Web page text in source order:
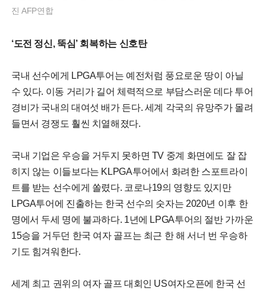
진 AFP연합
‘도전 정신, 뚝심’ 회복하는 신호탄
국내 선수에게 LPGA투어는 예전처럼 풍요로운 땅이 아닐
수 있다. 이동 거리가 길어 체력적으로 부담스러운 데다 투어
경비가 국내의 대여섯 배가 든다. 세계 각국의 유망주가 몰려
들면서 경쟁도 훨씬 치열해졌다.
국내 기업은 우승을 거두지 못하면 TV 중계 화면에도 잘 잡
히지 않는 이들보다는 KLPGA투어에서 화려한 스포트라이
트를 받는 선수에게 쏠렸다. 코로나19의 영향도 있지만
LPGA투어에 진출하는 한국 선수의 숫자는 2020년 이후 한
명에서 두세 명에 불과하다. 1년에 LPGA투어의 절반 가까운
15승을 거두던 한국 여자 골프는 최근 한 해 서너 번 우승하
기도 힘겨워한다.
세계 최고 권위의 여자 골프 대회인 US여자오픈에 한국 선